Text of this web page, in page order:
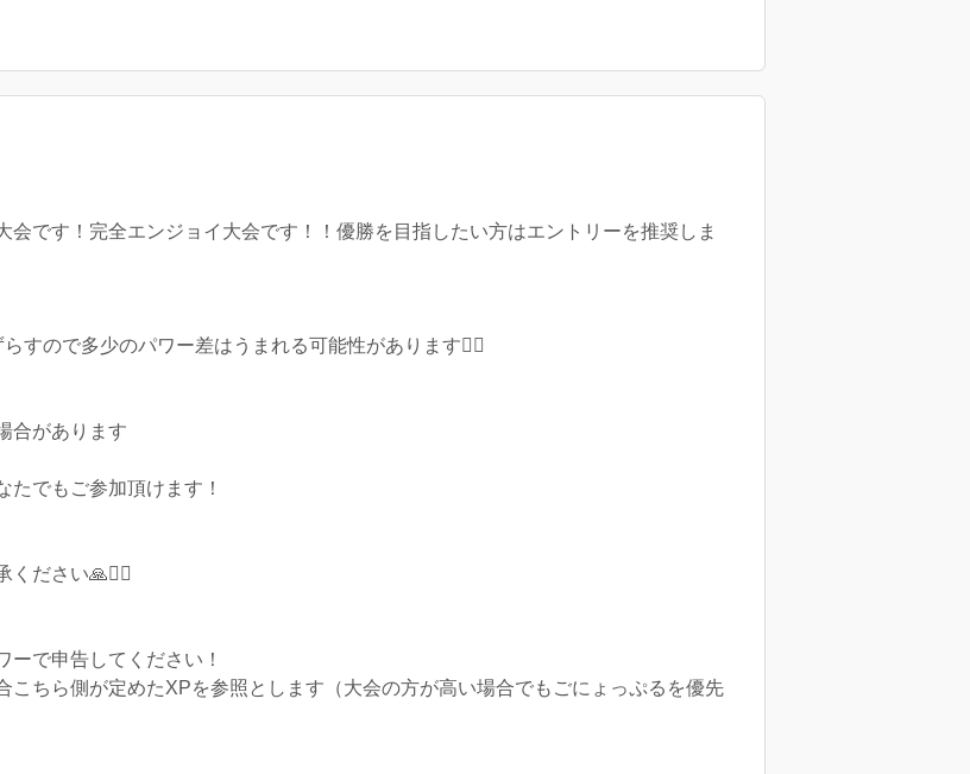
です！完全エンジョイ大会です！！優勝を目指したい方はエントリーを推奨しま
すので多少のパワー差はうまれる可能性があります🙇‍♂️
合があります
でもご参加頂けます！
ください🙏🙇‍♂️
で申告してください！
こちら側が定めたXPを参照とします（大会の方が高い場合でもごにょっぷるを優先